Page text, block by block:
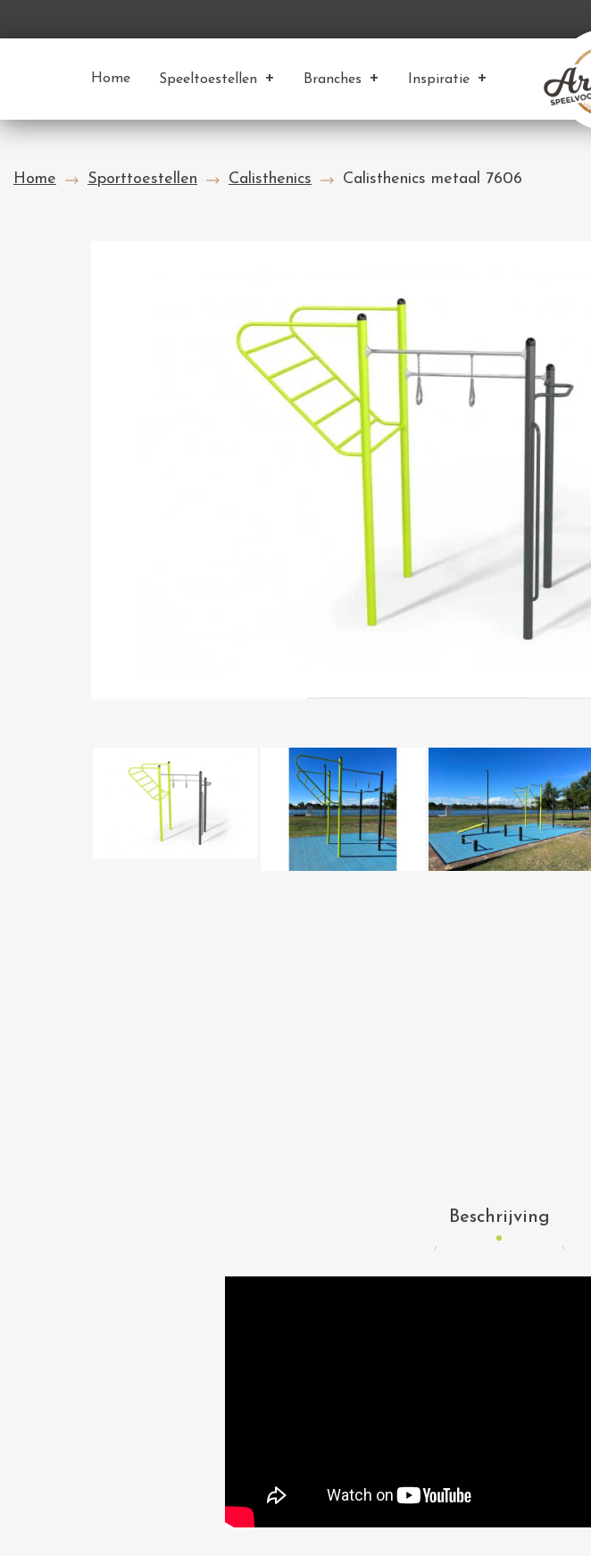
Home Speeltoestellen Branches Inspiratie
Home Sporttoestellen Calisthenics Calisthenics metaal 7606
Beschrijving